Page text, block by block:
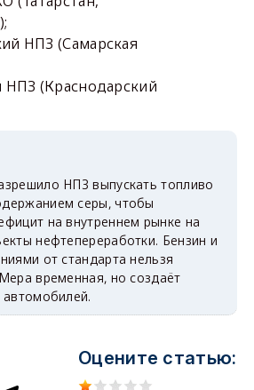
НПЗ (Самарская
НПЗ (Краснодарский
НПЗ выпускать топливо
серы, чтобы
на внутреннем рынке на
нефтепереработки. Бензин и
от стандарта нельзя
временная, но создаёт
автомобилей.
Оцените статью: